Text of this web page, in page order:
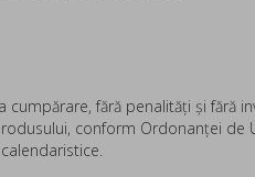
fără penalităţi şi fără
conform Ordonanței de